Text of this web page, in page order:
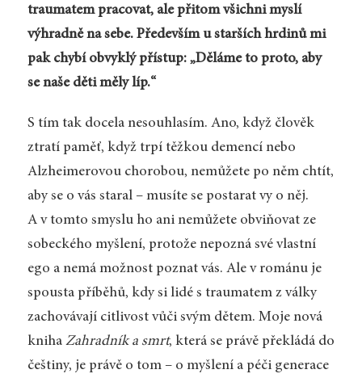
traumatem pracovat, ale přitom všichni myslí
výhradně na sebe. Především u starších hrdinů mi
pak chybí obvyklý přístup: „Děláme to proto, aby
se naše děti měly líp.“
S tím tak docela nesouhlasím. Ano, když člověk
ztratí paměť, když trpí těžkou demencí nebo
Alzheimerovou chorobou, nemůžete po něm chtít,
aby se o vás staral – musíte se postarat vy o něj.
A v tomto smyslu ho ani nemůžete obviňovat ze
sobeckého myšlení, protože nepozná své vlastní
ego a nemá možnost poznat vás. Ale v románu je
spousta příběhů, kdy si lidé s traumatem z války
zachovávají citlivost vůči svým dětem. Moje nová
kniha Zahradník a smrt, která se právě překládá do
češtiny, je právě o tom – o myšlení a péči generace